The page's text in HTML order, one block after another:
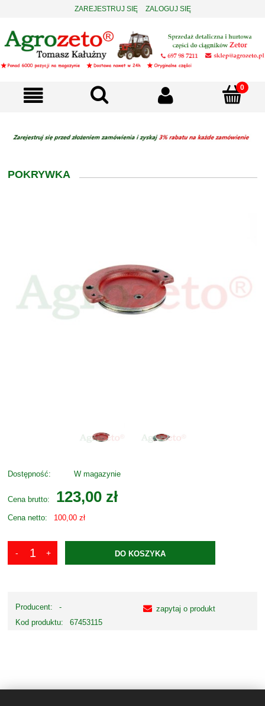
ZAREJESTRUJ SIĘ ZALOGUJ SIĘ
POKRYWKA
Dostępność: W magazynie
Cena brutto: 123,00 zł
Cena netto: 100,00 zł
DO KOSZYKA
Producent:
-
Kod produktu:
67453115
zapytaj o produkt